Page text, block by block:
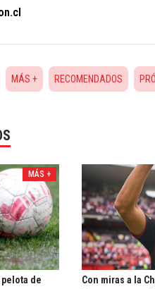
MÁS + RECOMENDADOS
MÁS +
de
Con miras a la